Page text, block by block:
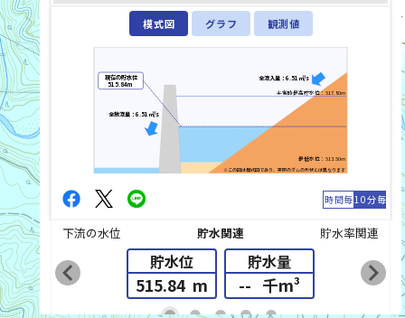
那珂川(なかがわ)
list_alt
模式図 グラフ 観測値
※この図は模式図であり、実際のダムの形状とは異なります
平常時最高貯水位：517.80m
最低水位：513.50m
現在の貯水位
515.84m
全流入量：6.51㎥/s
全放流量：6.51㎥/s
時間毎10分毎
下流の水位 貯水関連 貯水率関連
貯水位
515.84 m
貯水量
-- 千m³
chevron_left chevron_right